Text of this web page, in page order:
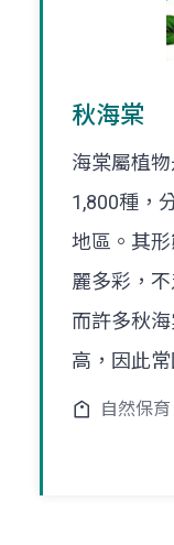
秋海棠
海棠屬植
1,800種，
地區。其
麗多彩，
而許多秋
高，因此
自然保育